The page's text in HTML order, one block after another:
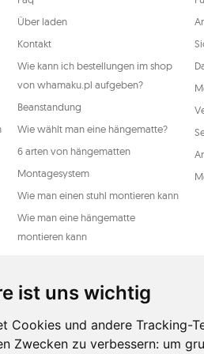
ist uns wichtig
Cookies und andere Tracking-
Zwecken zu verbessern: um
oder per Brief an die registrierte
Über laden
Kontakt
Wie kann ich bestellungen im shop
von whamaku.pl aufgeben?
Beanstandung
Wie wählt man eine hängematte?
6 arten von hängematten
Montagesystem
Wie man einen stuhl montieren kann
Wie man eine hängematte
montieren kann